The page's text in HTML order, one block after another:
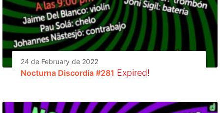
24 de February de 2022
Nocturna Discordia #281 Expired!